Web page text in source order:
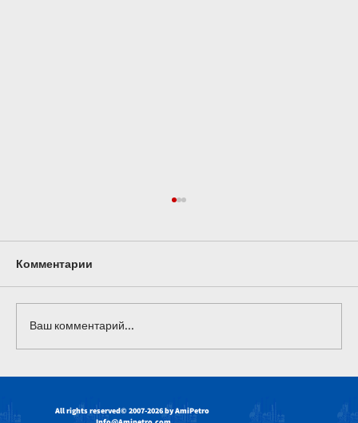
применениях: использование,
Комментарии
Ваш комментарий...
All rights reserved© 2007-2026 by AmiPetro